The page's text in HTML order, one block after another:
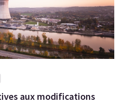
aux modifications